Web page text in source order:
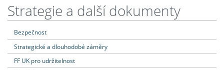
Strategie a další dokumenty
Bezpečnost
Strategické a dlouhodobé záměry
FF UK pro udržitelnost